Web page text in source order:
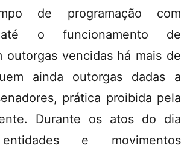
de programação com
até o funcionamento de
outorgas vencidas há mais de
ainda outorgas dadas a
prática proibida pela
Durante os atos do dia
e movimentos